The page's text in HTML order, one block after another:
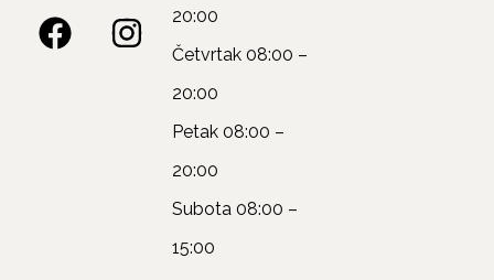
20:00
Četvrtak 08:00 –
20:00
Petak 08:00 –
20:00
Subota 08:00 –
15:00